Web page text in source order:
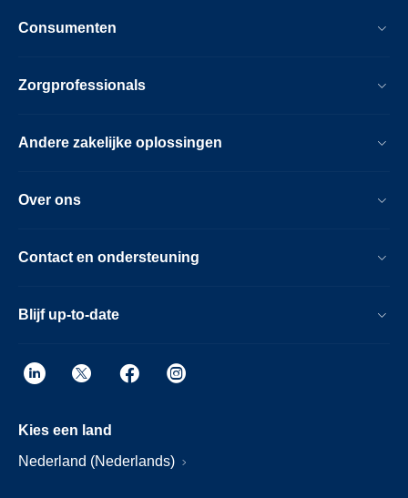
Consumenten
Zorgprofessionals
Andere zakelijke oplossingen
Over ons
Contact en ondersteuning
Blijf up-to-date
Kies een land
Nederland (Nederlands)